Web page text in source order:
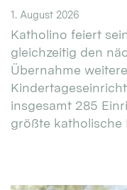
1. August 2026
Katholino feiert
gleichzeitig den
Übernahme
insgesamt 285
größte katholische